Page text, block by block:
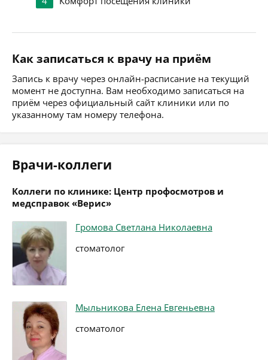
Как записаться к врачу на приём
Запись к врачу через онлайн-расписание на текущий
момент не доступна. Вам необходимо записаться на
приём через официальный сайт клиники или по
указанному там номеру телефона.
Врачи-коллеги
Коллеги по клинике: Центр профосмотров и
медсправок «Верис»
Громова Светлана Николаевна
стоматолог
Мыльникова Елена Евгеньевна
стоматолог